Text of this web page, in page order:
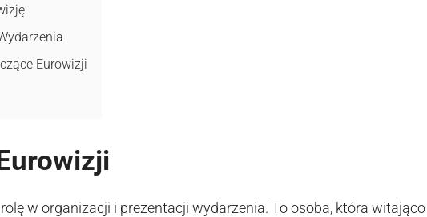
Eurowizji
w organizacji i prezentacji wydarzenia. To osoba, która witająco